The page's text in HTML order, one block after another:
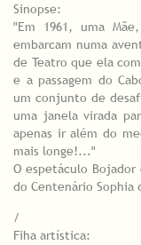
Sinopse:
"Em 1961, uma
embarcam numa
de Teatro que ela
e a passagem do
um conjunto de
uma janela virada
apenas ir além do
mais longe!..."
O espetáculo Bojador
do Centenário Sophia
/
Fiha artística: